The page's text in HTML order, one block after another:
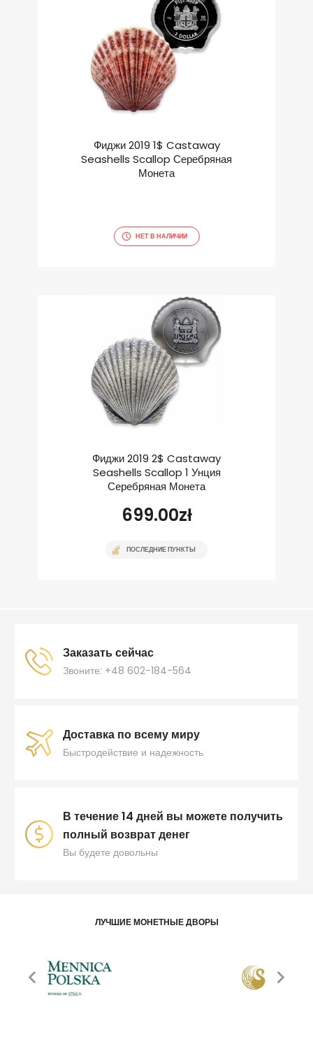
Фиджи 2019 1$ Castaway
Seashells Scallop Серебряная
Монета
НЕТ В НАЛИЧИИ
Фиджи 2019 2$ Castaway
Seashells Scallop 1 Унция
Серебряная Монета
699.00zł
ПОСЛЕДНИЕ ПУНКТЫ
Заказать сейчас
Звоните: +48 602-184-564
Доставка по всему миру
Быстродействие и надежность
В течение 14 дней вы можете получить
полный возврат денег
Вы будете довольны
ЛУЧШИЕ МОНЕТНЫЕ ДВОРЫ